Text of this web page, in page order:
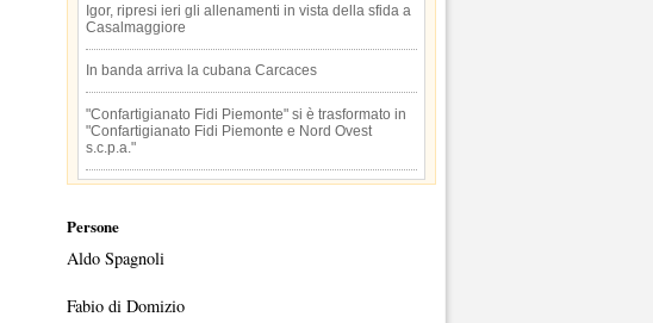
Igor, ripresi ieri gli allenamenti in vista della sfida a
Casalmaggiore
In banda arriva la cubana Carcaces
"Confartigianato Fidi Piemonte" si è trasformato in
"Confartigianato Fidi Piemonte e Nord Ovest
s.c.p.a."
Persone
Aldo Spagnoli
Fabio di Domizio